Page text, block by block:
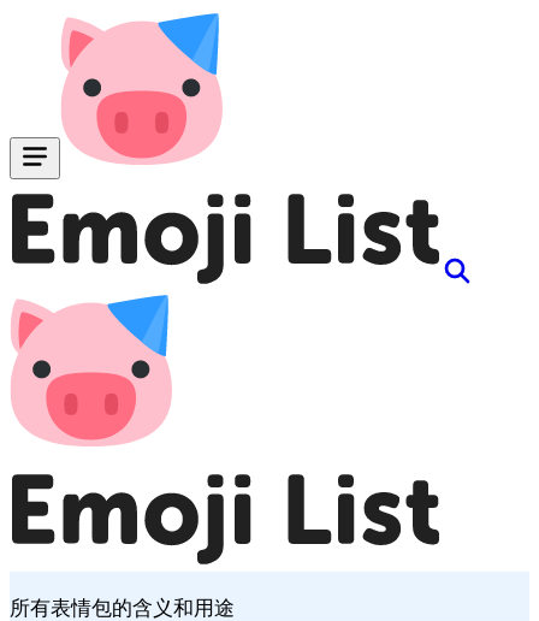
所有表情包的含义和用途